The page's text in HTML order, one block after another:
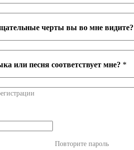
черты вы во мне видите?
или песня соответствует мне? *
Повторите пароль